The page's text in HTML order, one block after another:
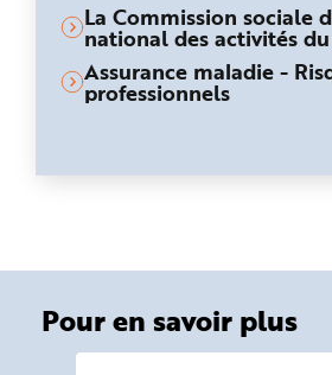
La Commission sociale
national des activités
Assurance maladie -
professionnels
Pour en savoir plus